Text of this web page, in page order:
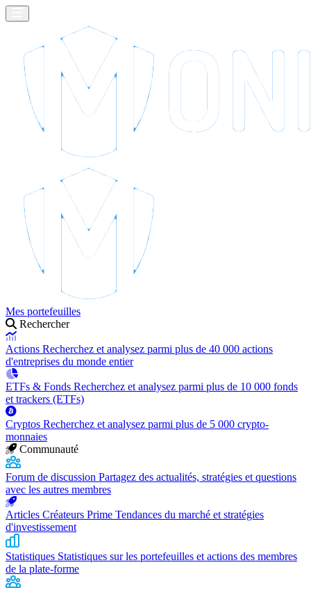
Mes portefeuilles
Rechercher
Actions Recherchez et analysez parmi plus de 40 000 actions
d'entreprises du monde entier
ETFs & Fonds Recherchez et analysez parmi plus de 10 000 fonds
et trackers (ETFs)
Cryptos Recherchez et analysez parmi plus de 5 000 crypto-
monnaies
Communauté
Forum de discussion Partagez des actualités, stratégies et questions
avec les autres membres
Articles Créateurs Prime Tendances du marché et stratégies
d'investissement
Statistiques Statistiques sur les portefeuilles et actions des membres
de la plate-forme